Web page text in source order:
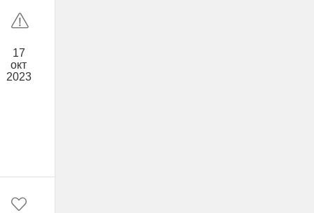
17
окт
2023